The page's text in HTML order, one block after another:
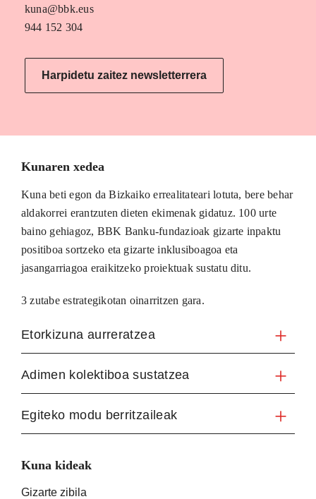
kuna@bbk.eus
944 152 304
Harpidetu zaitez newsletterrera
Kunaren xedea
Kuna beti egon da Bizkaiko errealitateari lotuta, bere behar
aldakorrei erantzuten dieten ekimenak gidatuz. 100 urte
baino gehiagoz, BBK Banku-fundazioak gizarte inpaktu
positiboa sortzeko eta gizarte inklusiboagoa eta
jasangarriagoa eraikitzeko proiektuak sustatu ditu.
3 zutabe estrategikotan oinarritzen gara.
Etorkizuna aurreratzea
Adimen kolektiboa sustatzea
Egiteko modu berritzaileak
Kuna kideak
Gizarte zibila